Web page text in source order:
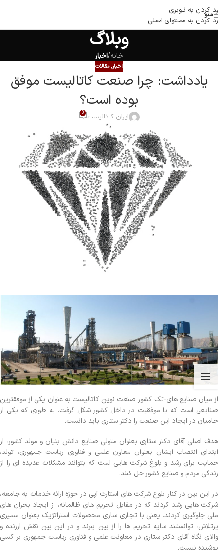
رد کردن به ناوبری
رد کردن به محتوای اصلی
منو
وبلاگ
خانه/اخبار
اخبار,مقالات
یادداشت: چرا صنعت کاتالیست موفق
بوده است؟
ایران کاتالیست 0
از میان صنایع های-تک کشور صنعت نوین کاتالیست به عنوان یکی از موفقترین
صنایعی است که با موفقیت در داخل کشور شکل گرفت. به طوری که یکی از
حامیان در ایجاد این صنعت را دکتر ستاری باید دانست.
هدف اصلی آقای دکتر ستاری بعنوان متولی صنایع دانش بنیان و مولد کشور، از
ابتدای انتصاب ایشان بعنوان معاون علمی و فناوری ریاست جمهوری، تولد،
حمایت برای رشد و بلوغ شرکت هایی است که بتوانند مشکلات عدیده ای را از
زندگی مردم و صنایع کشور حل کنند.
در این بین در کنار بلوغ شرکت های استارت آپی در حوزه ارائه خدمات به جامعه،
شرکت هایی رشد کردند که در مقابل تحریم های ظالمانه، از ایجاد بحران های
ملی جلوگیری کردند. یعنی با تجاری سازی محصولات استراتژیک بعنوان مسیری
پرتلاش، توانستند سایه تحریم ها را از بین ببرند و در این بین نقش ارزنده و
والای نگاه آقای دکتر ستاری در معاونت علمی و فناوری ریاست جمهوری بر کسی
پوشیده نیست.